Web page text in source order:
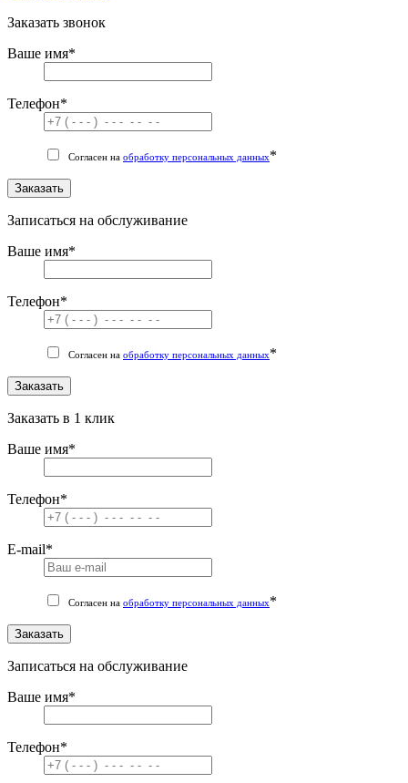
Заказать звонок
Ваше имя*
Телефон*
Согласен на обработку персональных данных*
Заказать
Записаться на обслуживание
Ваше имя*
Телефон*
Согласен на обработку персональных данных*
Заказать
Заказать в 1 клик
Ваше имя*
Телефон*
E-mail*
Согласен на обработку персональных данных*
Заказать
Записаться на обслуживание
Ваше имя*
Телефон*